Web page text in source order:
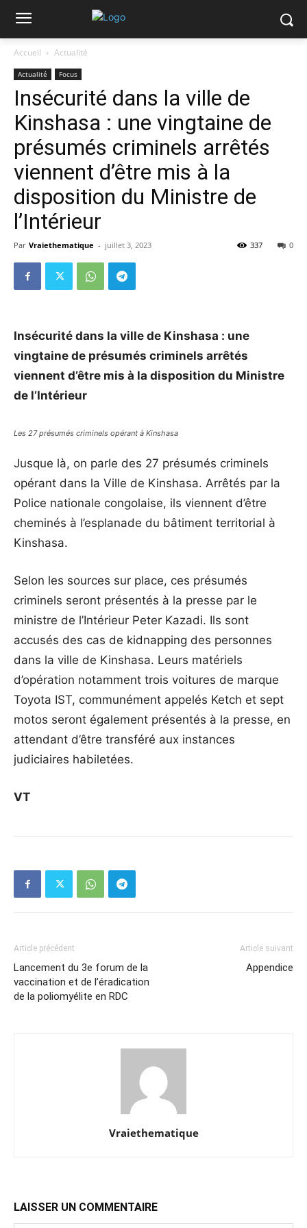
Accueil Actualité
Actualité Focus
Insécurité dans la ville de
Kinshasa : une vingtaine de
présumés criminels arrêtés
viennent d’être mis à la
disposition du Ministre de
l’Intérieur
Par Vraiethematique - juillet 3, 2023 0
337
Insécurité dans la ville de Kinshasa : une
vingtaine de présumés criminels arrêtés
viennent d’être mis à la disposition du Ministre
de l’Intérieur
Les 27 présumés criminels opérant à Kinshasa
Jusque là, on parle des 27 présumés criminels
opérant dans la Ville de Kinshasa. Arrêtés par la
Police nationale congolaise, ils viennent d’être
cheminés à l’esplanade du bâtiment territorial à
Kinshasa.
Selon les sources sur place, ces présumés
criminels seront présentés à la presse par le
ministre de l’Intérieur Peter Kazadi. Ils sont
accusés des cas de kidnapping des personnes
dans la ville de Kinshasa. Leurs matériels
d’opération notamment trois voitures de marque
Toyota IST, communément appelés Ketch et sept
motos seront également présentés à la presse, en
attendant d’être transféré aux instances
judiciaires habiletées.
VT
Article précédent
Lancement du 3e forum de la
vaccination et de l’éradication
de la poliomyélite en RDC
Article suivant
Appendice
Vraiethematique
LAISSER UN COMMENTAIRE